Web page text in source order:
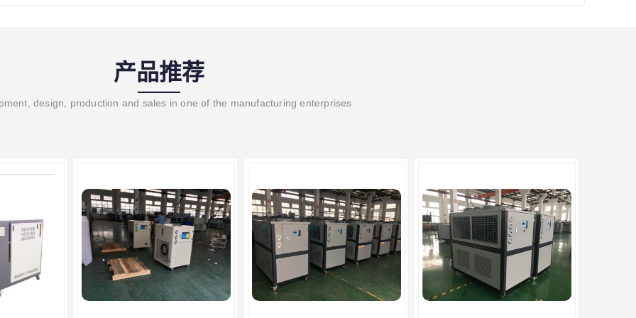
产品推荐
design, production and sales in one of the manufacturing enterprises